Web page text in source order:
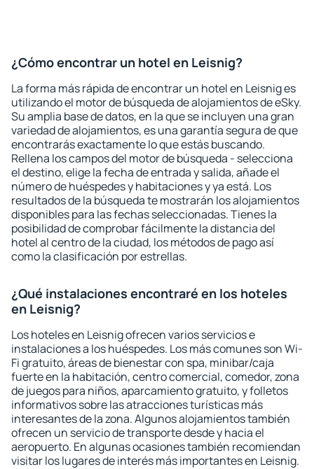
¿Cómo encontrar un hotel en Leisnig?
La forma más rápida de encontrar un hotel en Leisnig es
utilizando el motor de búsqueda de alojamientos de eSky.
Su amplia base de datos, en la que se incluyen una gran
variedad de alojamientos, es una garantía segura de que
encontrarás exactamente lo que estás buscando.
Rellena los campos del motor de búsqueda - selecciona
el destino, elige la fecha de entrada y salida, añade el
número de huéspedes y habitaciones y ya está. Los
resultados de la búsqueda te mostrarán los alojamientos
disponibles para las fechas seleccionadas. Tienes la
posibilidad de comprobar fácilmente la distancia del
hotel al centro de la ciudad, los métodos de pago así
como la clasificación por estrellas.
¿Qué instalaciones encontraré en los hoteles
en Leisnig?
Los hoteles en Leisnig ofrecen varios servicios e
instalaciones a los huéspedes. Los más comunes son Wi-
Fi gratuito, áreas de bienestar con spa, minibar/caja
fuerte en la habitación, centro comercial, comedor, zona
de juegos para niños, aparcamiento gratuito, y folletos
informativos sobre las atracciones turísticas más
interesantes de la zona. Algunos alojamientos también
ofrecen un servicio de transporte desde y hacia el
aeropuerto. En algunas ocasiones también recomiendan
visitar los lugares de interés más importantes en Leisnig.